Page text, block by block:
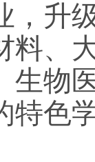
，升
料、
生物
特色